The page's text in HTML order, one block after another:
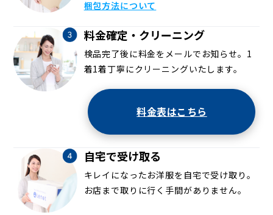
梱包方法について
料金確定・クリーニング
検品完了後に料金をメールでお知らせ。1
着1着丁寧にクリーニングいたします。
料金表はこちら
自宅で受け取る
キレイになったお洋服を自宅で受け取り。
お店まで取りに行く手間がありません。